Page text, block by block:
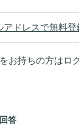
アドレスで無料登
お持ちの方はロ
答